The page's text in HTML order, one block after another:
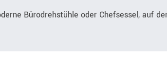
Bürodrehstühle oder Chefsessel, auf